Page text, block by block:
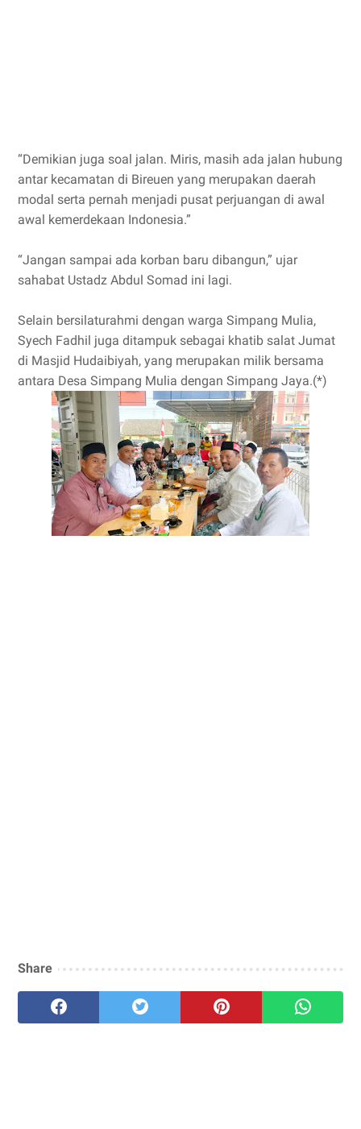
“Demikian juga soal jalan. Miris, masih ada jalan hubung
antar kecamatan di Bireuen yang merupakan daerah
modal serta pernah menjadi pusat perjuangan di awal
awal kemerdekaan Indonesia.”
“Jangan sampai ada korban baru dibangun,” ujar
sahabat Ustadz Abdul Somad ini lagi.
Selain bersilaturahmi dengan warga Simpang Mulia,
Syech Fadhil juga ditampuk sebagai khatib salat Jumat
di Masjid Hudaibiyah, yang merupakan milik bersama
antara Desa Simpang Mulia dengan Simpang Jaya.(*)
Share